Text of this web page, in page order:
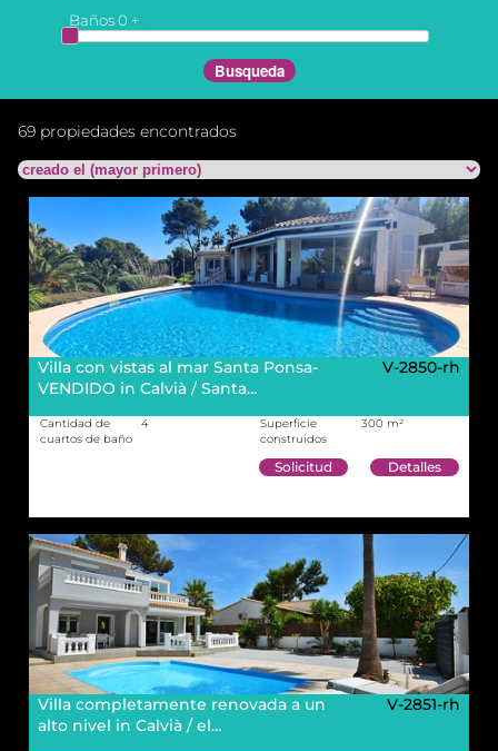
Baños0 +
69 propiedades encontrados
Villa con vistas al mar Santa Ponsa-
VENDIDO in Calvià / Santa…
V-2850-rh
Cantidad de
cuartos de baño
4
Superficie
construidos
300 m²
Detalles
Solicitud
Villa completamente renovada a un
alto nivel in Calvià / el…
V-2851-rh